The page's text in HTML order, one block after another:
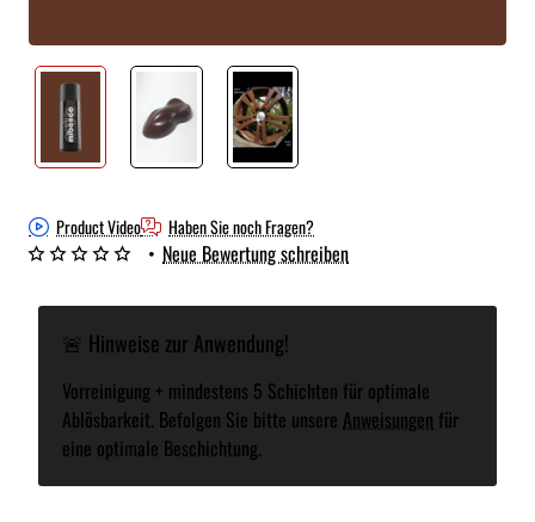
Product Video Haben Sie noch Fragen?
🚨 Hinweise zur Anwendung!
Vorreinigung + mindestens 5 Schichten für optimale
Ablösbarkeit. Befolgen Sie bitte unsere Anweisungen für
eine optimale Beschichtung.
• Neue Bewertung schreiben